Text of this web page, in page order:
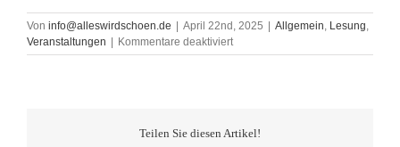
Von info@alleswirdschoen.de April 22nd, 2025 Allgemein, Lesung,
Veranstaltungen
Kommentare deaktiviertfür
Lesung:
Holger
Teilen Sie diesen Artikel!